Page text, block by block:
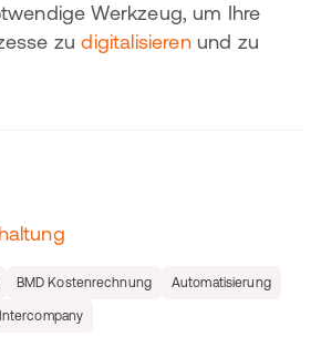
Werkzeug, um Ihre
zudigitalisieren und zu
BMD Kostenrechnung Automatisierung
Intercompany